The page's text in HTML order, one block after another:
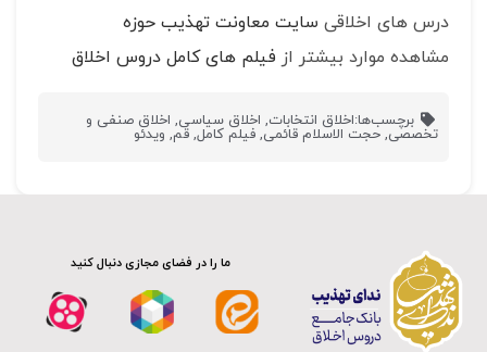
درس های اخلاقی سایت معاونت تهذیب حوزه
مشاهده موارد بیشتر از فیلم های کامل دروس اخلاق
برچسب‌ها:اخلاق انتخابات, اخلاق سیاسی, اخلاق صنفی و
تخصصی, حجت الاسلام قائمی, فیلم کامل, قم, ویدئو
ما را در فضای مجازی دنبال کنید